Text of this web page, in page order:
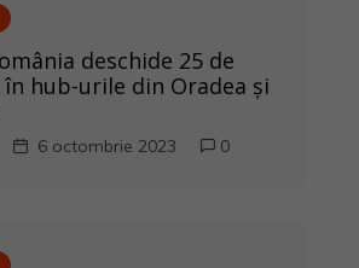
deschide 25 de
hub-urile din Oradea și
6 octombrie 2023 0